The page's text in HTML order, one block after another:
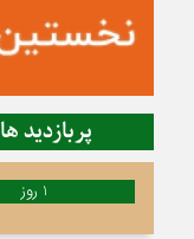
پربازدید ها
1 روز